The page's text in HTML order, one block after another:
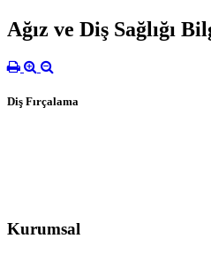
Ağız ve Diş Sağlığı
Diş Fırçalama
Kurumsal